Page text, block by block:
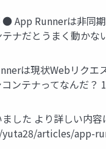
● App Runnerは非同
ナだとうまく動かな
は現状Webリク
ンテナってなんだ？
した より詳しい内
articles/app-